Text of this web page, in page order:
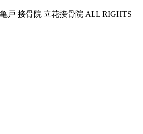
戸 接骨院 立花接骨院 ALL RIGHTS